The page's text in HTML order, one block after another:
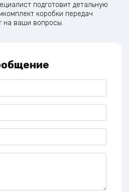
подготовит детальную
коробки передач
на ваши вопросы.